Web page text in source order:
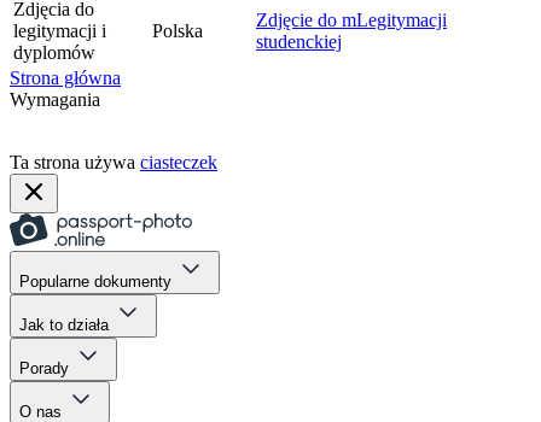
Zdjęcia do
legitymacji i
dyplomów
Polska
Zdjęcie do mLegitymacji
studenckiej
Strona główna
Wymagania
Ta strona używa ciasteczek
Popularne dokumenty
Jak to działa
Porady
O nas